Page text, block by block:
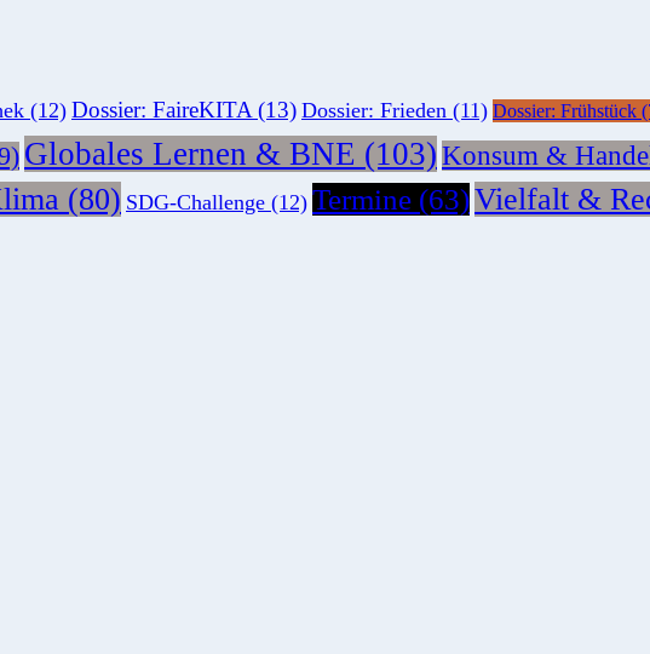
(12) Dossier: FaireKITA (13) Dossier: Frieden (11) Dossier: Frühstück
Globales Lernen & BNE (103) Konsum &
(80) SDG-Challenge (12) Termine (63)Vielfalt &